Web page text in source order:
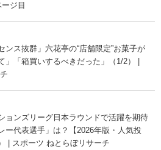
ジ目
ンス抜群」六花亭の“店舗限定”お菓子が
「箱買いするべきだった」（1/2） |
ョンズリーグ日本ラウンドで活躍を期待
ー代表選手」は？【2026年版・人気投
| スポーツ ねとらぼリサーチ